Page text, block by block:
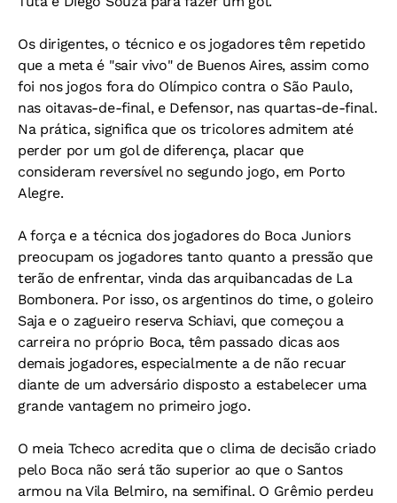
Os dirigentes, o técnico e os jogadores têm repetido
que a meta é "sair vivo" de Buenos Aires, assim como
foi nos jogos fora do Olímpico contra o São Paulo,
nas oitavas-de-final, e Defensor, nas quartas-de-final.
Na prática, significa que os tricolores admitem até
perder por um gol de diferença, placar que
consideram reversível no segundo jogo, em Porto
Alegre.
A força e a técnica dos jogadores do Boca Juniors
preocupam os jogadores tanto quanto a pressão que
terão de enfrentar, vinda das arquibancadas de La
Bombonera. Por isso, os argentinos do time, o goleiro
Saja e o zagueiro reserva Schiavi, que começou a
carreira no próprio Boca, têm passado dicas aos
demais jogadores, especialmente a de não recuar
diante de um adversário disposto a estabelecer uma
grande vantagem no primeiro jogo.
O meia Tcheco acredita que o clima de decisão criado
pelo Boca não será tão superior ao que o Santos
armou na Vila Belmiro, na semifinal. O Grêmio perdeu